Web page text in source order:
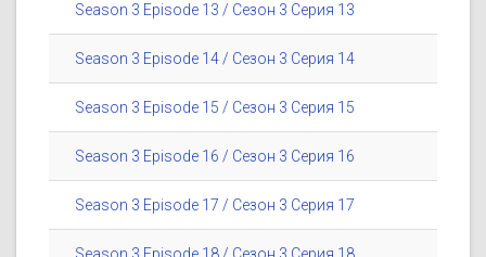
Season 3 Episode 13 / Сезон 3 Серия 13
Season 3 Episode 14 / Сезон 3 Серия 14
Season 3 Episode 15 / Сезон 3 Серия 15
Season 3 Episode 16 / Сезон 3 Серия 16
Season 3 Episode 17 / Сезон 3 Серия 17